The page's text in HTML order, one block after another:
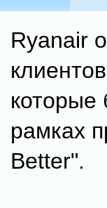
Ryanair
которые
рамках
Better".